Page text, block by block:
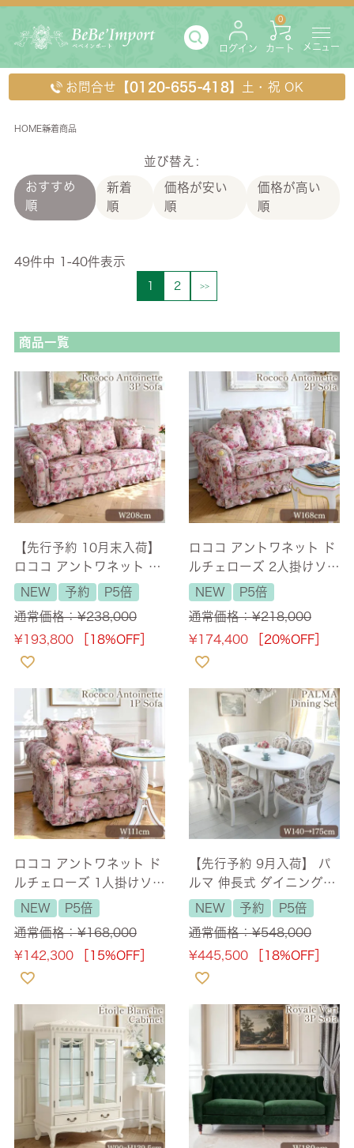
ログイン カート
0
メニュー
お問合せ 【0120-655-418】 土・祝 OK
HOME新着商品
並び替え
おすすめ
順
新着
順
価格が安い
順
価格が高い
順
49件中 1 -40件表示
1 2
商品一覧
【先行予約 10月末入荷】
ロココ アントワネット ド
ルチェローズ 3人掛けソフ
ァ(三人用) 幅208cm 【送
料無料/設置サービス付】
NEW 予約
P5倍
通常価格：¥238,000
¥193,800 ［18%OFF］
ロココ アントワネット ド
ルチェローズ 2人掛けソフ
ァ(二人用) 幅168cm 【送
料無料/設置サービス付】
NEW
P5倍
通常価格：¥218,000
¥174,400 ［20%OFF］
ロココ アントワネット ド
ルチェローズ 1人掛けソフ
ァ(一人用) 幅111cm 【送
料無料/設置サービス付】
NEW
P5倍
通常価格：¥168,000
¥142,300 ［15%OFF］
【先行予約 9月入荷】 パ
ルマ 伸長式 ダイニングテ
ーブルセット 7点 ホワイ
ト 幅140cm→175cm
【送料無料/設置サービス
付】
NEW 予約
P5倍
通常価格：¥548,000
¥445,500 ［18%OFF］